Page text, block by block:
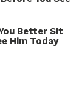
Better Sit
Him Today